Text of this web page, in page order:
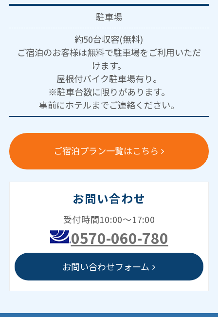
駐車場
約50台収容(無料)
ご宿泊のお客様は無料で駐車場をご利用いただ
けます。
屋根付バイク駐車場有り。
※駐車台数に限りがあります。
事前にホテルまでご連絡ください。
ご宿泊プラン一覧はこちら
お問い合わせ
受付時間10:00～17:00
0570-060-780
お問い合わせフォーム